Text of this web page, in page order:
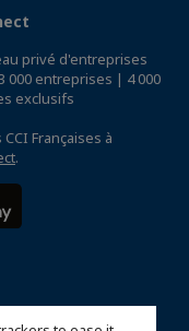
privé d'entreprises
000 entreprises | 4 000
exclusifs
Françaises à
.